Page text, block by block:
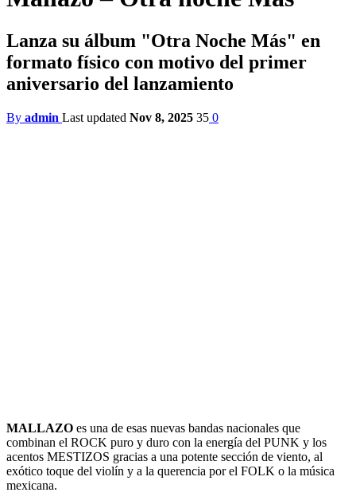
Lanza su álbum "Otra Noche Más" en
formato físico con motivo del primer
aniversario del lanzamiento
By admin Last updated Nov 8, 2025 35 0
MALLAZO es una de esas nuevas bandas nacionales que
combinan el ROCK puro y duro con la energía del PUNK y los
acentos MESTIZOS gracias a una potente sección de viento, al
exótico toque del violín y a la querencia por el FOLK o la música
mexicana.